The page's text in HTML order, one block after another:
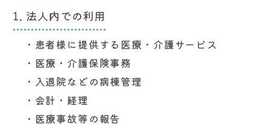
法人内での利用
患者様に提供する医療・介護サービス
医療・介護保険事務
入退院などの病棟管理
会計・経理
医療事故等の報告